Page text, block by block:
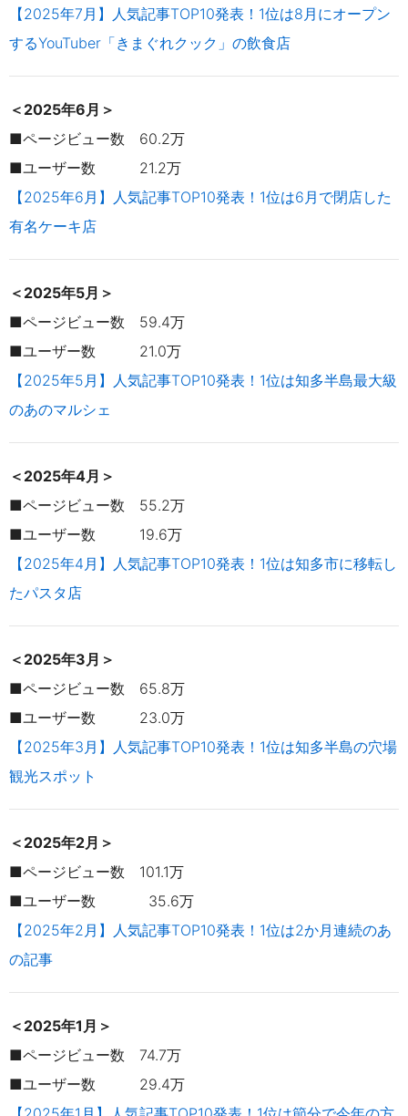
【2025年7月】人気記事TOP10発表！1位は8月にオープン
するYouTuber「きまぐれクック」の飲食店
＜2025年6月＞
■ページビュー数 60.2万
■ユーザー数 21.2万
【2025年6月】人気記事TOP10発表！1位は6月で閉店した
有名ケーキ店
＜2025年5月＞
■ページビュー数 59.4万
■ユーザー数 21.0万
【2025年5月】人気記事TOP10発表！1位は知多半島最大級
のあのマルシェ
＜2025年4月＞
■ページビュー数 55.2万
■ユーザー数 19.6万
【2025年4月】人気記事TOP10発表！1位は知多市に移転し
たパスタ店
＜2025年3月＞
■ページビュー数 65.8万
■ユーザー数 23.0万
【2025年3月】人気記事TOP10発表！1位は知多半島の穴場
観光スポット
＜2025年2月＞
■ページビュー数 101.1万
■ユーザー数 35.6万
【2025年2月】人気記事TOP10発表！1位は2か月連続のあ
の記事
＜2025年1月＞
■ページビュー数 74.7万
■ユーザー数 29.4万